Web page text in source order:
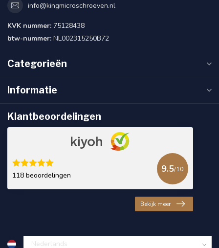
info@kingmicroschroeven.nl
KVK nummer: 75128438
btw-nummer: NL002315250B72
Categorieën
Informatie
Klantbeoordelingen
118 beoordelingen
9.5/10
Bekijk meer